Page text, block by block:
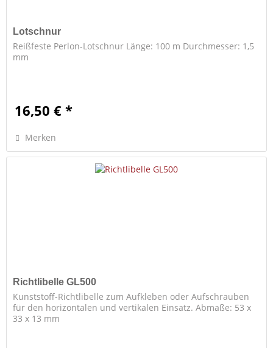
Lotschnur
Reißfeste Perlon-Lotschnur Länge: 100 m Durchmesser: 1,5
mm
16,50 € *
Merken
Richtlibelle GL500
Kunststoff-Richtlibelle zum Aufkleben oder Aufschrauben
für den horizontalen und vertikalen Einsatz. Abmaße: 53 x
33 x 13 mm